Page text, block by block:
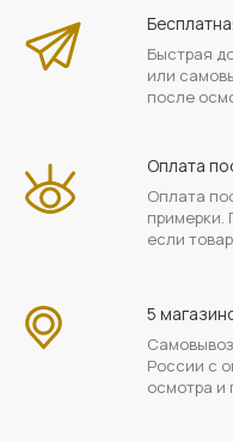
Быстрая
или
после
Оплата
Оплата
примерки.
если
5
России с
осмотра и